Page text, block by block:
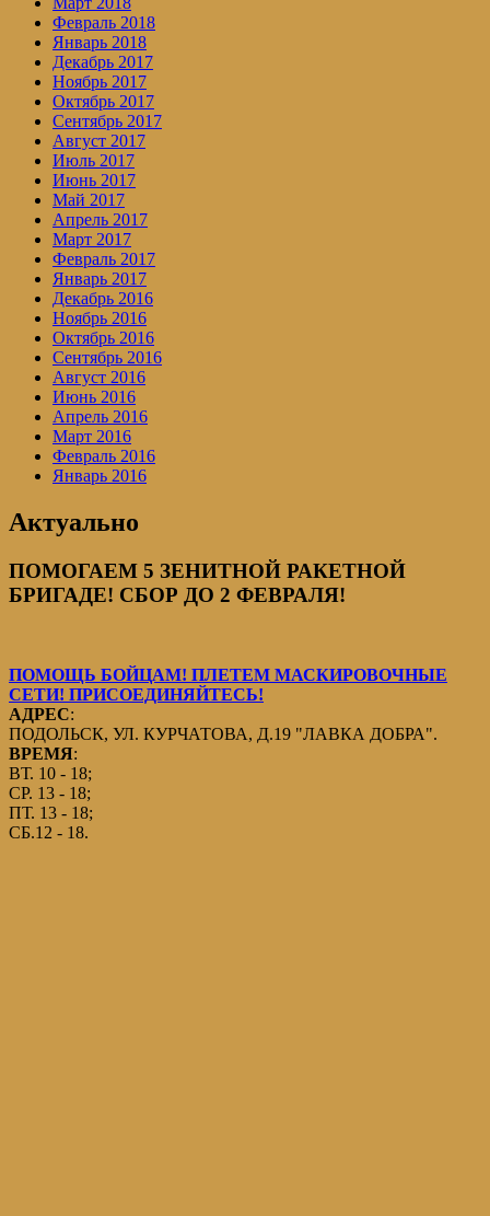
Февраль 2018
Январь 2018
Декабрь 2017
Ноябрь 2017
Октябрь 2017
Сентябрь 2017
Август 2017
Июль 2017
Июнь 2017
Май 2017
Апрель 2017
Март 2017
Февраль 2017
Январь 2017
Декабрь 2016
Ноябрь 2016
Октябрь 2016
Сентябрь 2016
Август 2016
Июнь 2016
Апрель 2016
Март 2016
Февраль 2016
Январь 2016
Актуально
ПОМОГАЕМ 5 ЗЕНИТНОЙ РАКЕТНОЙ
БРИГАДЕ! СБОР ДО 2 ФЕВРАЛЯ!
ПОМОЩЬ БОЙЦАМ! ПЛЕТЕМ МАСКИРОВОЧНЫЕ
СЕТИ! ПРИСОЕДИНЯЙТЕСЬ!
АДРЕС:
ПОДОЛЬСК, УЛ. КУРЧАТОВА, Д.19 "ЛАВКА ДОБРА".
ВРЕМЯ:
ВТ. 10 - 18;
СР. 13 - 18;
ПТ. 13 - 18;
СБ.12 - 18.